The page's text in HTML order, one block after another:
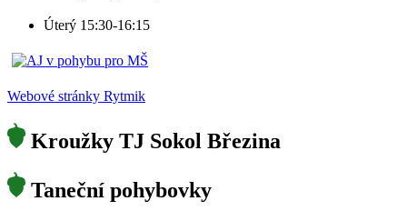
Úterý 15:30-16:15
Webové stránky Rytmik
Kroužky TJ Sokol Březina
Taneční pohybovky